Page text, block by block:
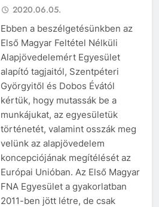
2020.06.05.
Ebben a beszélgetésünkben az
Első Magyar Feltétel Nélküli
Alapjövedelemért Egyesület
alapító tagjaitól, Szentpéteri
Györgyitől és Dobos Évától
kértük, hogy mutassák be a
munkájukat, az egyesületük
történetét, valamint osszák meg
velünk az alapjövedelem
koncepciójának megítélését az
Európai Unióban. Az Első Magyar
FNA Egyesület a gyakorlatban
2011-ben jött létre, de csak